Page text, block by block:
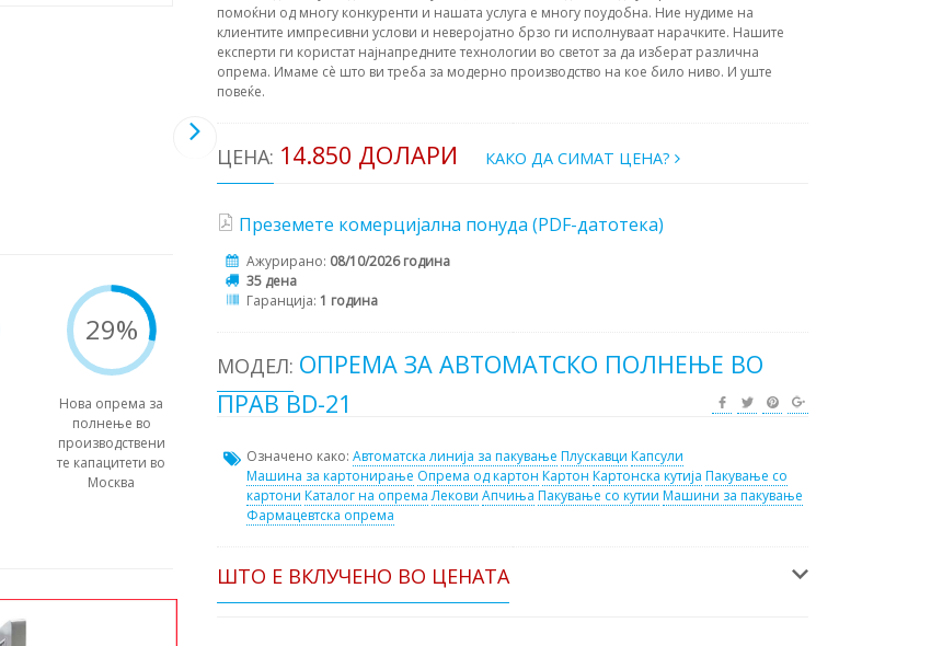
29%
Нова опрема за
полнење во
производствени
те капацитети во
Москва
помоќни од многу конкуренти и нашата услуга е многу поудобна. Ние нудиме на
клиентите импресивни услови и неверојатно брзо ги исполнуваат нарачките. Нашите
експерти ги користат најнапредните технологии во светот за да изберат различна
опрема. Имаме сè што ви треба за модерно производство на кое било ниво. И уште
повеќе.
ЦЕНА: 14.850 ДОЛАРИ КАКО ДА СИМАТ ЦЕНА?
Преземете комерцијална понуда (PDF-датотека)
Ажурирано: 08/10/2026 година
35 дена
Гаранција: 1 година
МОДЕЛ: ОПРЕМА ЗА АВТОМАТСКО ПОЛНЕЊЕ ВО
ПРАВ BD-21
Означено како: Автоматска линија за пакување Плускавци Капсули
Машина за картонирање Опрема од картон Картон Картонска кутија Пакување со
картони Каталог на опрема Лекови Апчиња Пакување со кутии Машини за пакување
Фармацевтска опрема
ШТО Е ВКЛУЧЕНО ВО ЦЕНАТА